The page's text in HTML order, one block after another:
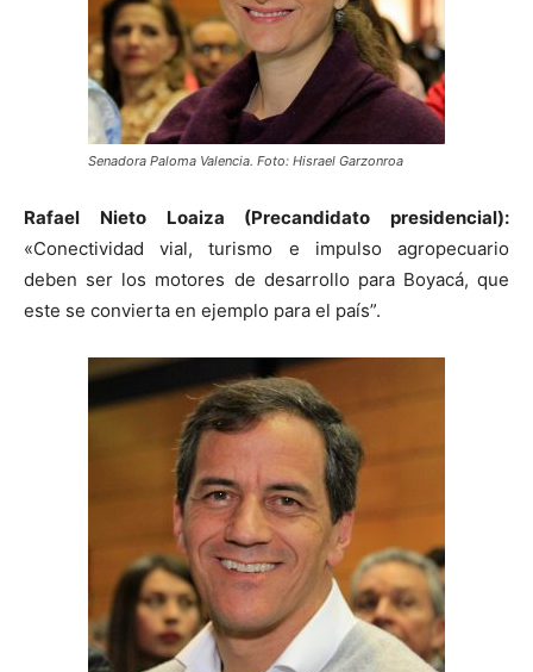
Senadora Paloma Valencia. Foto: Hisrael Garzonroa
Rafael Nieto Loaiza (Precandidato presidencial):
«Conectividad vial, turismo e impulso agropecuario
deben ser los motores de desarrollo para Boyacá, que
este se convierta en ejemplo para el país”.